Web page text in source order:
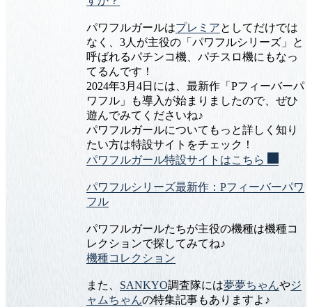
パワフルガールはプレミアとしてだけでは
なく、3人が主役の「パワフルシリーズ」と
呼ばれるパチンコ機、パチスロ機にもなっ
てるんです！
2024年3月4日には、最新作「Pフィーバーパ
ワフル」も導入が始まりましたので、ぜひ
遊んでみてくださいね♪
パワフルガールについてもっと詳しく知り
たい方は特設サイトをチェック！
パワフルガール特設サイトはこちら
パワフルシリーズ最新作：Pフィーバーパワ
フル
パワフルガールたちが主役の機種は機種コ
レクションで探してみてね♪
機種コレクション
また、 SANKYO調査隊には夢夢ちゃんやジ
ャムちゃんの特集記事もありますよ♪